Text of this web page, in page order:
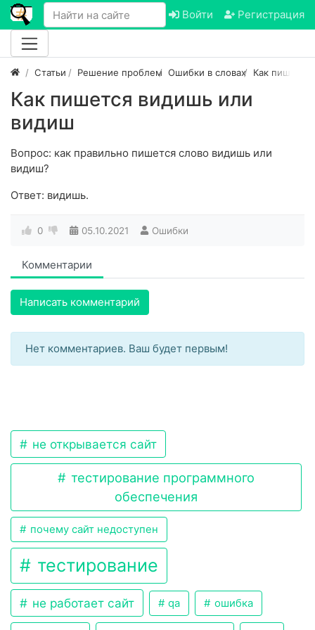
Войти Регистрация
Статьи Решение проблем Ошибки в словах Как пишется
Как пишется видишь или
видиш
Вопрос: как правильно пишется слово видишь или
видиш?
Ответ: видишь.
0 05.10.2021 Ошибки
Комментарии
Написать комментарий
Нет комментариев. Ваш будет первым!
не открывается сайт
тестирование программного
обеспечения
почему сайт недоступен
тестирование
не работает сайт qa ошибка